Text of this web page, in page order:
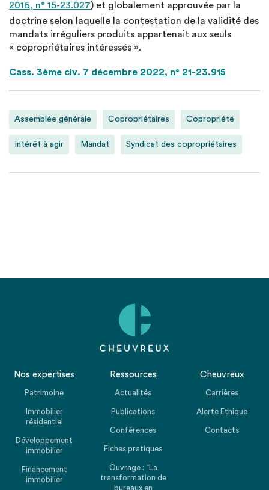
2016, n° 15-23.027) et globalement approuvée par la
doctrine selon laquelle la contestation de la validité des
mandats irréguliers produits appartenait aux seuls
« copropriétaires intéressés ».
Cass. 3ème civ. 7 décembre 2022, n° 21-23.915
Assemblée générale Copropriétaires Copropriété
Intérêt à agir Mandat Syndicat des copropriétaires
Nos expertises
Patrimoine
Immobilier
résidentiel
Développement
immobilier
Financement
immobilier
Ressources
Actualités
Publications
Conférences
Fiches pratiques
Ouvrage : “La
transformation de
bureaux en
Cheuvreux
Carrières
Alerte Ethique
Contacts